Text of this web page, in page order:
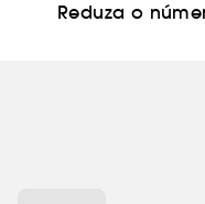
Reduza o